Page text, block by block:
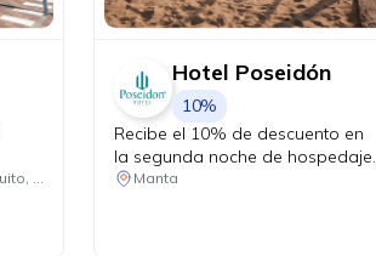
Guayaquil, Cuenca, Manta, Quito, Machala
Hotel Poseidón
10%
Recibe el 10% de descuento en
la segunda noche de hospedaje.
Manta